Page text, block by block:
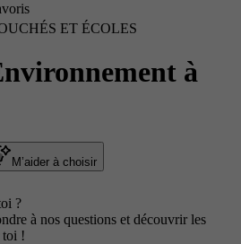
ET ÉCOLES
à
M’aider à choisir
?
à nos questions et découvrir les
toi !